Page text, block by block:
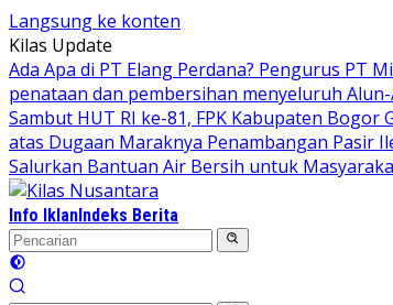
Langsung ke konten
Kilas Update
Ada Apa di PT Elang Perdana? Pengurus PT
penataan dan pembersihan menyeluruh
Sambut HUT RI ke-81, FPK Kabupaten
atas Dugaan Maraknya Penambangan Pasir
Salurkan Bantuan Air Bersih untuk
Info IklanIndeks Berita